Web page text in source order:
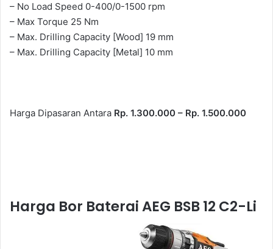
– No Load Speed 0-400/0-1500 rpm
– Max Torque 25 Nm
– Max. Drilling Capacity [Wood] 19 mm
– Max. Drilling Capacity [Metal] 10 mm
Harga Dipasaran Antara Rp. 1.300.000 – Rp. 1.500.000
Harga Bor Baterai AEG BSB 12 C2-Li